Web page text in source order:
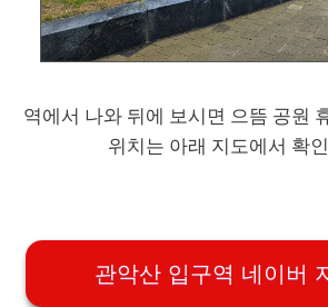
역에서 나와 뒤에 보시면 으뜸 공원
위치는 아래 지도에서 확
관악산 입구역 네이버